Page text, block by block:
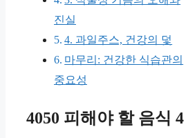
진실
4. 과일주스, 건강의 덫
마무리: 건강한 식습관의
중요성
4050 피해야 할 음식 4